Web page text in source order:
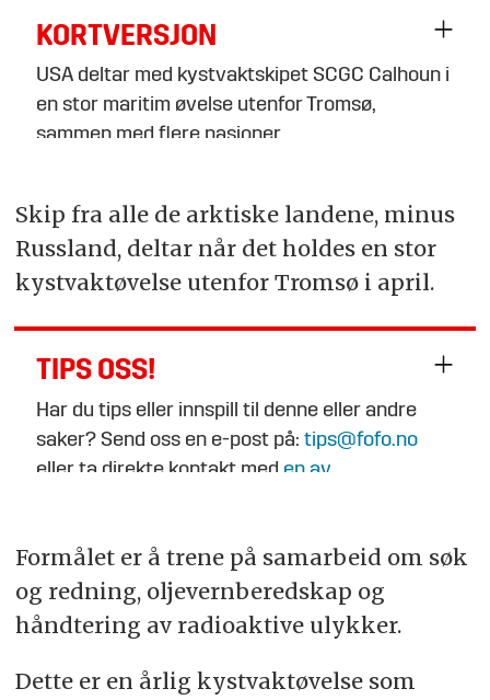
KORTVERSJON
USA deltar med kystvaktskipet SCGC Calhoun i
en stor maritim øvelse utenfor Tromsø,
sammen med flere nasjoner.
på samarbeid om søk og redning,
oljevernberedskap og håndtering av
radioaktive ulykker.
Oppsummeringen er generert av kunstig
intelligens, men gjennomlest av en journalist.
Skip fra alle de arktiske landene, minus
Russland, deltar når det holdes en stor
kystvaktøvelse utenfor Tromsø i april.
TIPS OSS!
Har du tips eller innspill til denne eller andre
saker? Send oss en e-post på:tips@fofo.no
eller ta direkte kontakt med en av
Formålet er å trene på samarbeid om søk
og redning, oljevernberedskap og
håndtering av radioaktive ulykker.
Dette er en årlig kystvaktøvelse som